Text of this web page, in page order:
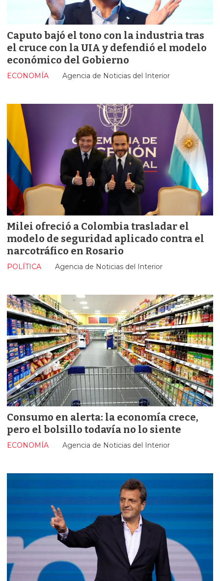
Caputo bajó el tono con la industria tras
el cruce con la UIA y defendió el modelo
económico del Gobierno
Agencia de Noticias del Interior
ECONOMÍA
Milei ofreció a Colombia trasladar el
modelo de seguridad aplicado contra el
narcotráfico en Rosario
Agencia de Noticias del Interior
POLÍTICA
Consumo en alerta: la economía crece,
pero el bolsillo todavía no lo siente
Agencia de Noticias del Interior
ECONOMÍA